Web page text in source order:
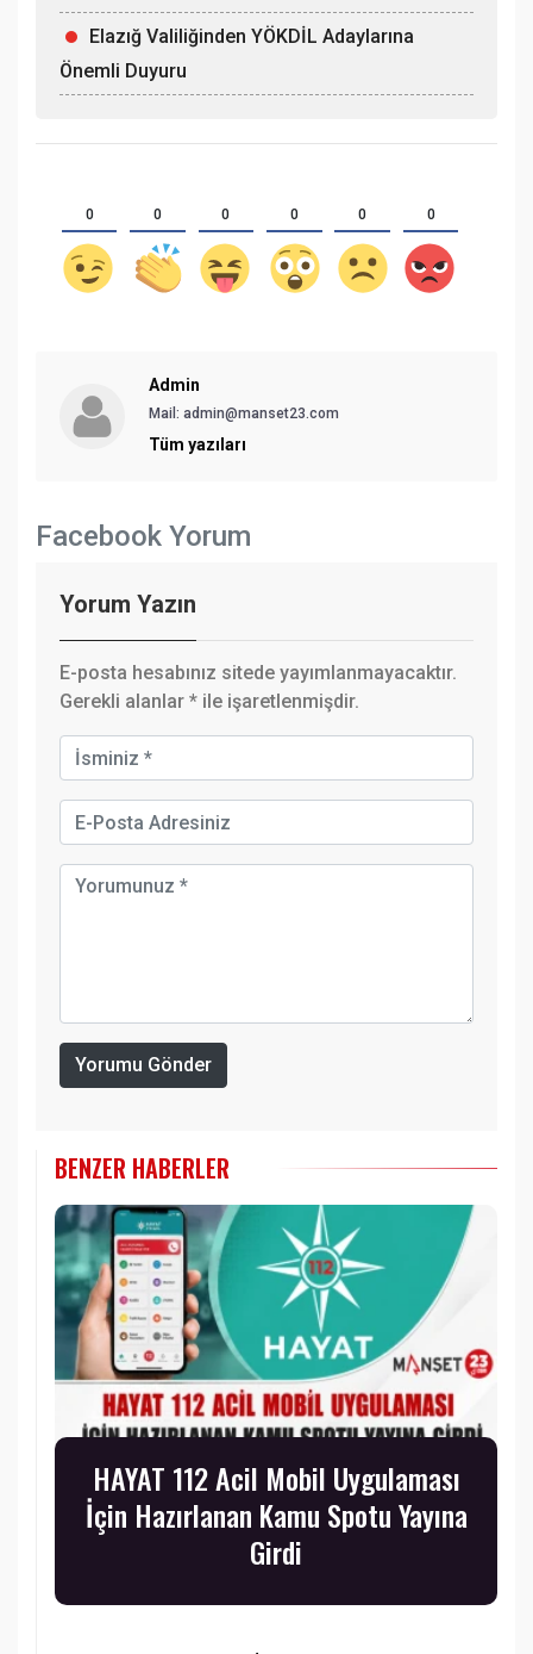
Elazığ Valiliğinden YÖKDİL Adaylarına
Önemli Duyuru
0 0 0 0 0 0
Admin
Mail: admin@manset23.com
Tüm yazıları
Facebook Yorum
Yorum Yazın
E-posta hesabınız sitede yayımlanmayacaktır.
Gerekli alanlar * ile işaretlenmişdir.
Yorumu Gönder
BENZER HABERLER
HAYAT 112 Acil Mobil Uygulaması
İçin Hazırlanan Kamu Spotu Yayına
Girdi